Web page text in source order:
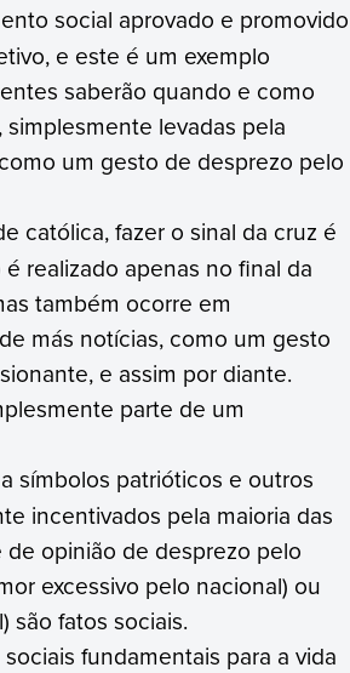
social aprovado e promovido
e este é um exemplo
saberão quando e como
levadas pela
um gesto de desprezo pelo
católica, fazer o sinal da cruz é
realizado apenas no final da
também ocorre em
más notícias, como um gesto
e assim por diante.
parte de um
símbolos patrióticos e outros
incentivados pela maioria das
opinião de desprezo pelo
excessivo pelo nacional) ou
são fatos sociais.
fundamentais para a vida